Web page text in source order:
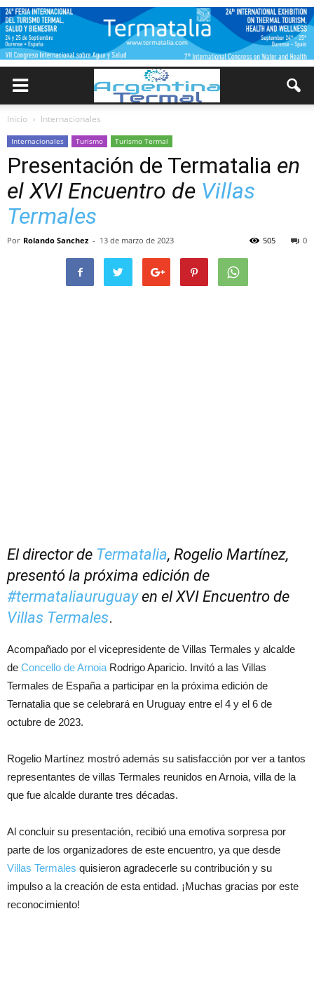
Inicio Internacionales
Internacionales Turismo Turismo Termal
Presentación de Termatalia en
el XVI Encuentro de Villas
Termales
Por Rolando Sanchez - 13 de marzo de 2023 0
505
El director de Termatalia, Rogelio Martínez,
presentó la próxima edición de
#termataliauruguayen el XVI Encuentro de
Villas Termales.
Acompañado por el vicepresidente de Villas Termales y alcalde
de Concello de Arnoia Rodrigo Aparicio. Invitó a las Villas
Termales de España a participar en la próxima edición de
Ternatalia que se celebrará en Uruguay entre el 4 y el 6 de
octubre de 2023.
Rogelio Martínez mostró además su satisfacción por ver a tantos
representantes de villas Termales reunidos en Arnoia, villa de la
que fue alcalde durante tres décadas.
Al concluir su presentación, recibió una emotiva sorpresa por
parte de los organizadores de este encuentro, ya que desde
Villas Termales quisieron agradecerle su contribución y su
impulso a la creación de esta entidad. ¡Muchas gracias por este
reconocimiento!